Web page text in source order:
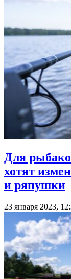
Для
хотят
и ряпушки
23 января 2023,